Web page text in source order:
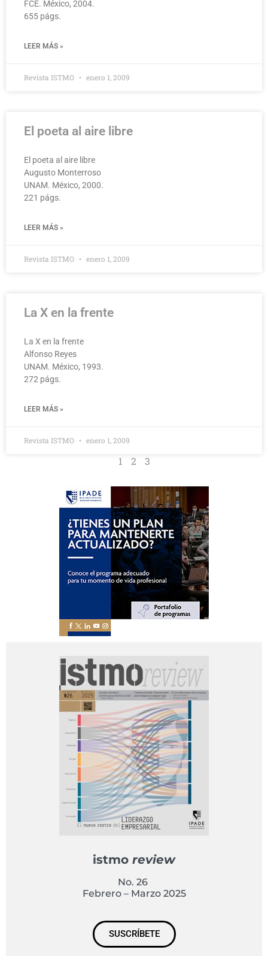
FCE. México, 2004.
655 págs.
LEER MÁS »
Revista ISTMO enero 1, 2009
El poeta al aire libre
El poeta al aire libre
Augusto Monterroso
UNAM. México, 2000.
221 págs.
LEER MÁS »
Revista ISTMO enero 1, 2009
La X en la frente
La X en la frente
Alfonso Reyes
UNAM. México, 1993.
272 págs.
LEER MÁS »
Revista ISTMO enero 1, 2009
1 2 3
istmo review
No. 26
Febrero – Marzo 2025
SUSCRÍBETE